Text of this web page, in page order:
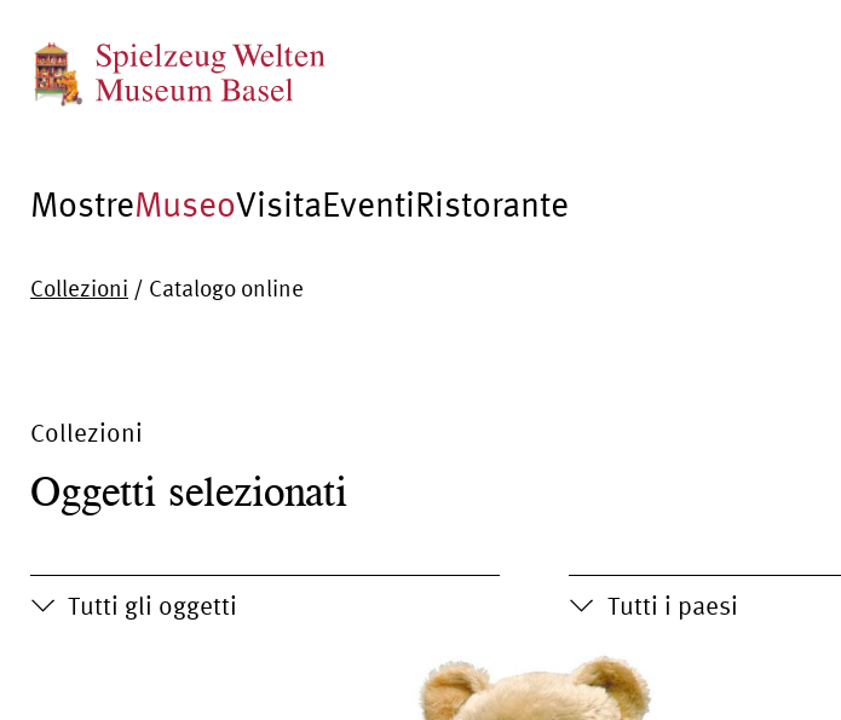
MostreMuseoVisitaEventiRistorante
Collezioni / Catalogo online
Collezioni
Oggetti selezionati
Tutti gli oggetti Tutti i paesi